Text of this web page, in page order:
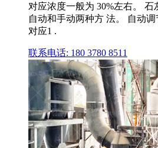
对应浓度一般为 30%左右。
自动和手动两种方 法。 自动
对应1 .
联系电话: 180 3780 8511